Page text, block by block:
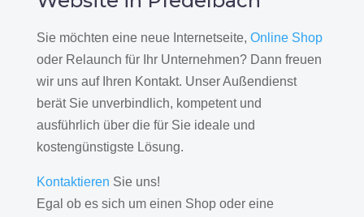
Sie möchten eine neue Internetseite, Online Shop
oder Relaunch für Ihr Unternehmen? Dann freuen
wir uns auf Ihren Kontakt. Unser Außendienst
berät Sie unverbindlich, kompetent und
ausführlich über die für Sie ideale und
kostengünstigste Lösung.
Kontaktieren Sie uns!
Egal ob es sich um einen Shop oder eine